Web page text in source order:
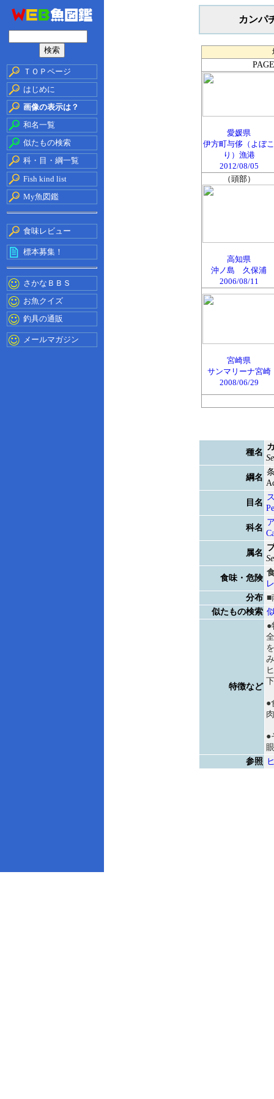
ＴＯＰページ
はじめに
画像の表示は？
和名一覧
似たもの検索
科・目・綱一覧
Fish kind list
My魚図鑑
食味レビュー
標本募集！
さかなＢＢＳ
お魚クイズ
釣具の通販
メールマガジン
カンパ
愛媛県
伊方町与侈（よぼこ
り）漁港
2012/08/05
（頭部）
高知県
沖ノ島 久保浦
2006/08/11
宮崎県
サンマリーナ宮崎
2008/06/29
種名
綱名
目名
科名
属名
食味・危険
分布 ■
似たもの検索
特徴など
●
●
●
参照